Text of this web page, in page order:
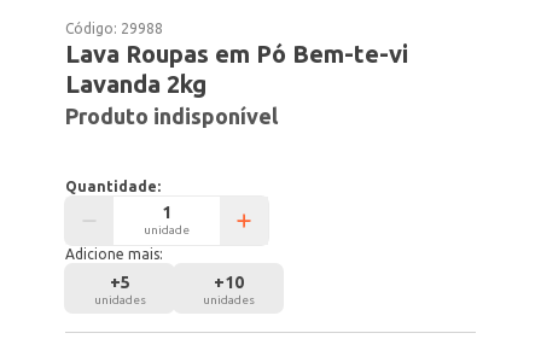
Código: 29988
Lava Roupas em Pó Bem-te-vi
Lavanda 2kg
Produto indisponível
Quantidade:
unidade
Adicione mais:
+5
unidades
+10
unidades